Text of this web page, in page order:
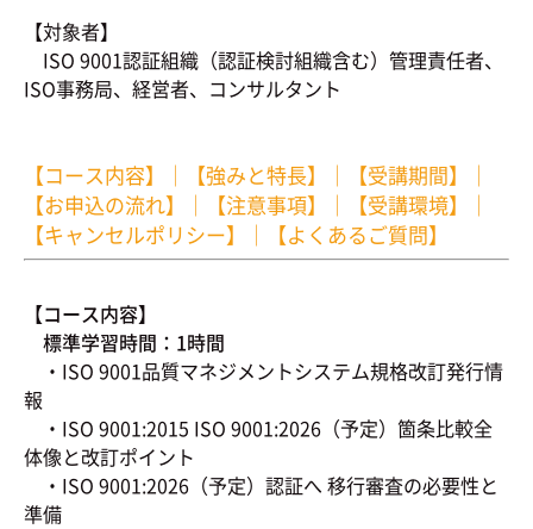
【対象者】
ISO 9001認証組織（認証検討組織含む）管理責任者、
ISO事務局、経営者、コンサルタント
【コース内容】 ｜ 【強みと特長】 ｜ 【受講期間】
｜
【お申込の流れ】
｜ 【注意事項】 ｜ 【受講環境】
｜
【キャンセルポリシー】
｜ 【よくあるご質問】
【コース内容】
標準学習時間：1時間
・ISO 9001品質マネジメントシステム規格改訂発行情
報
・ISO 9001:2015 ISO 9001:2026（予定）箇条比較全
体像と改訂ポイント
・ISO 9001:2026（予定）認証へ 移行審査の必要性と
準備